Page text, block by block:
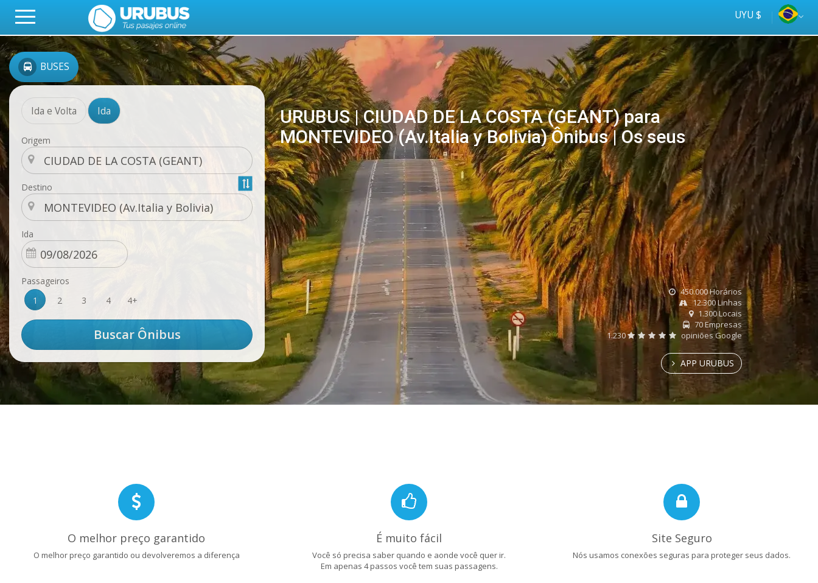
UYU $
BUSES
Ida e Volta Ida
Origem
Destino
Ida
Passageiros
1
2 3 4 4+
URUBUS | CIUDAD DE LA COSTA (GEANT) para
MONTEVIDEO (Av.Italia y Bolivia) Ônibus | Os seus
bilhetes online
online
Tus
ómnibus
450.000 Horários
12.300 Linhas
1.300 Locais
70 Empresas
1.230
opiniões Google
APP URUBUS
O melhor preço garantido
O melhor preço garantido ou devolveremos a diferença
É muito fácil
Você só precisa saber quando e aonde você quer ir.
Em apenas 4 passos você tem suas passagens.
Site Seguro
Nós usamos conexões seguras para proteger seus dados.